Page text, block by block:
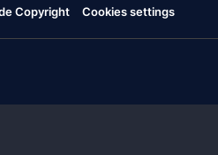
Copyright Cookies settings